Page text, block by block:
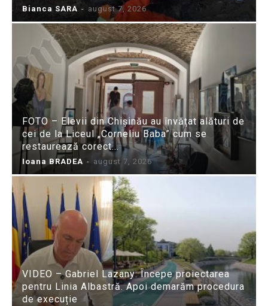
Bianca SARA - august 7, 2026
FOTO – Elevii din Chișinău au învățat alături de
cei de la Liceul „Corneliu Baba” cum se
restaurează corect...
Ioana BRADEA - august 7, 2026
VIDEO – Gabriel Lazany: Începe proiectarea
pentru Linia Albastră. Apoi demarăm procedura
de execuție